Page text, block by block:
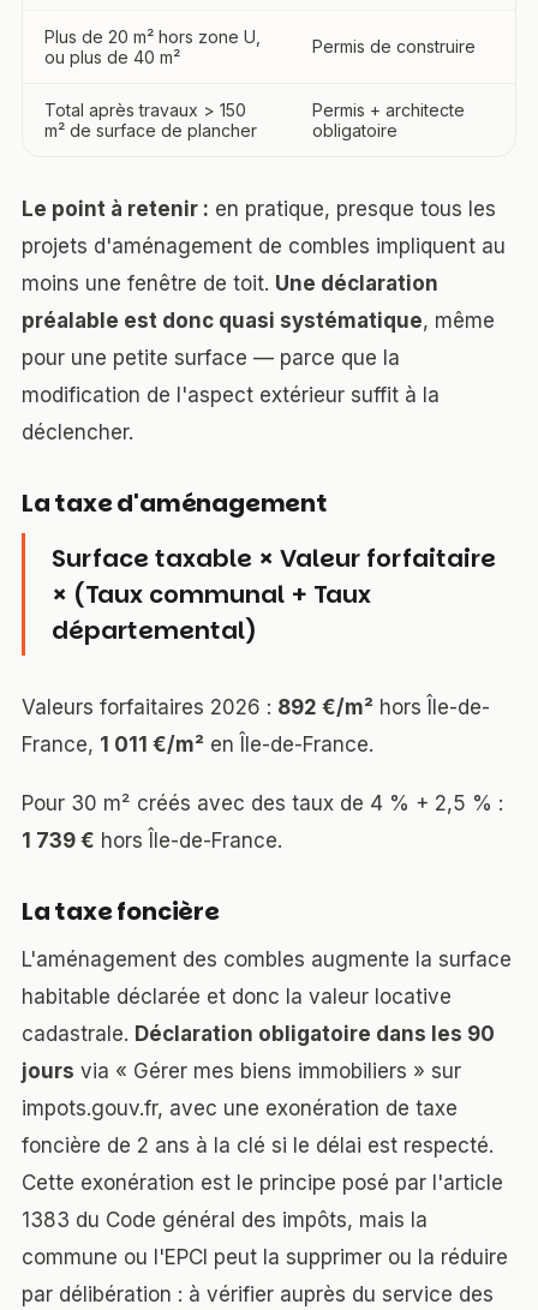
Plus de 20 m² hors zone U,
ou plus de 40 m²
Permis de construire
Total après travaux > 150
m² de surface de plancher
Permis + architecte
obligatoire
Le point à retenir : en pratique, presque tous les
projets d'aménagement de combles impliquent au
moins une fenêtre de toit. Une déclaration
préalable est donc quasi systématique, même
pour une petite surface — parce que la
modification de l'aspect extérieur suffit à la
déclencher.
La taxe d'aménagement
Surface taxable × Valeur forfaitaire
× (Taux communal + Taux
départemental)
Valeurs forfaitaires 2026 : 892 €/m² hors Île-de-
France, 1 011 €/m² en Île-de-France.
Pour 30 m² créés avec des taux de 4 % + 2,5 % :
1 739 € hors Île-de-France.
La taxe foncière
L'aménagement des combles augmente la surface
habitable déclarée et donc la valeur locative
cadastrale. Déclaration obligatoire dans les 90
jours via « Gérer mes biens immobiliers » sur
impots.gouv.fr, avec une exonération de taxe
foncière de 2 ans à la clé si le délai est respecté.
Cette exonération est le principe posé par l'article
1383 du Code général des impôts, mais la
commune ou l'EPCI peut la supprimer ou la réduire
par délibération : à vérifier auprès du service des